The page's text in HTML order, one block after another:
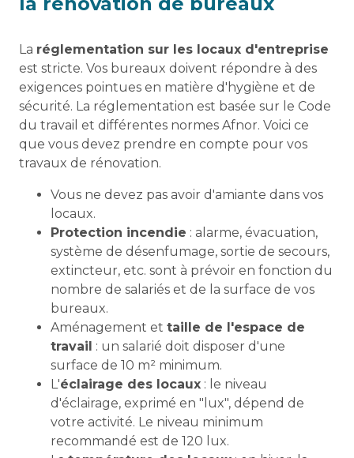
La réglementation sur les locaux d'entreprise
est stricte. Vos bureaux doivent répondre à des
exigences pointues en matière d'hygiène et de
sécurité. La réglementation est basée sur le Code
du travail et différentes normes Afnor. Voici ce
que vous devez prendre en compte pour vos
travaux de rénovation.
Vous ne devez pas avoir d'amiante dans vos
locaux.
Protection incendie : alarme, évacuation,
système de désenfumage, sortie de secours,
extincteur, etc. sont à prévoir en fonction du
nombre de salariés et de la surface de vos
bureaux.
Aménagement et taille de l'espace de
travail : un salarié doit disposer d'une
surface de 10 m² minimum.
L'éclairage des locaux : le niveau
d'éclairage, exprimé en "lux", dépend de
votre activité. Le niveau minimum
recommandé est de 120 lux.